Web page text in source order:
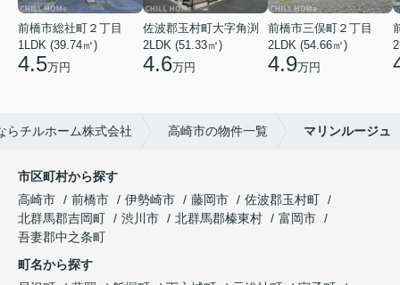
前橋市総社町２丁目
1LDK (39.74㎡)
4.5万円
佐波郡玉村町大字角渕
2LDK (51.33㎡)
4.6万円
前橋市三俣町２丁目
2LDK (54.66㎡)
4.9万円
らチルホーム株式会社 高崎市の物件一覧 マリンルージュ
市区町村から探す
高崎市
前橋市 伊勢崎市 藤岡市
佐波郡玉村町
北群馬郡吉岡町
渋川市 北群馬郡榛東村
富岡市
吾妻郡中之条町
町名から探す